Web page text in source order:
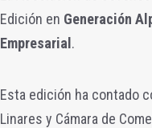
Edición en Generación
Empresarial.
Esta edición ha contado
Linares y Cámara de